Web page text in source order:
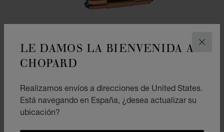
LE DAMOS LA BIENVENIDA A
CHOPARD
Realizamos envíos a direcciones de United States.
Está navegando en España, ¿desea actualizar su
ubicación?
RELOJ DESPERTADOR IMPERIALE
ACERO INOXIDABLE - ACABADO DORADO ROSA
€ 2,840